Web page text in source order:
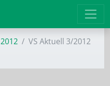
2012
VS Aktuell 3/2012